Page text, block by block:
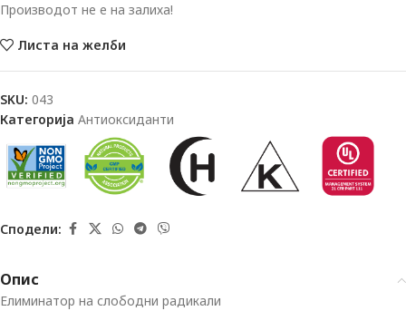
Производот не е на залиха!
Листа на желби
SKU: 043
Категорија Антиоксиданти
Сподели:
Опис
Елиминатор на слободни радикали